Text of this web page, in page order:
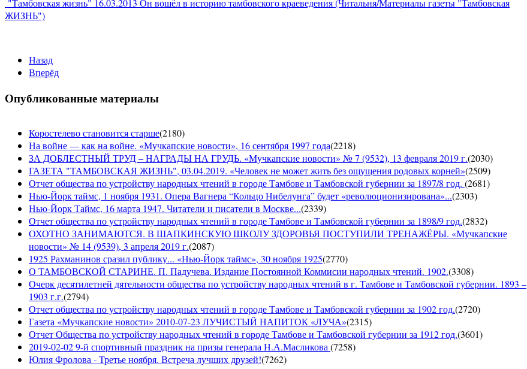
"Тамбовская жизнь" 16.03.2013 Он вошёл в историю тамбовского краеведения (Читальня/Материалы газеты "Тамбовская
ЖИЗНЬ")
Назад
Вперёд
Опубликованные материалы
Коростелево становится старше(2180)
На войне — как на войне. «Мучкапские новости», 16 сентября 1997 года(2218)
ЗА ДОБЛЕСТНЫЙ ТРУД – НАГРАДЫ НА ГРУДЬ. «Мучкапские новости» № 7 (9532), 13 февраля 2019 г.(2030)
ГАЗЕТА "ТАМБОВСКАЯ ЖИЗНЬ", 03.04.2019. «Человек не может жить без ощущения родовых корней»(2509)
Отчет общества по устройству народных чтений в городе Тамбове и Тамбовской губернии за 1897/8 год. (2681)
Нью-Йорк таймс, 1 ноября 1931. Опера Вагнера “Кольцо Нибелунга” будет «революционизирована»...(2303)
Нью-Йорк Таймс, 16 марта 1947. Читатели и писатели в Москве...(2339)
Отчет общества по устройству народных чтений в городе Тамбове и Тамбовской губернии за 1898/9 год.(2832)
ОХОТНО ЗАНИМАЮТСЯ. В ШАПКИНСКУЮ ШКОЛУ ЗДОРОВЬЯ ПОСТУПИЛИ ТРЕНАЖЁРЫ. «Мучкапские
новости» № 14 (9539), 3 апреля 2019 г.(2087)
1925 Рахманинов сразил публику... «Нью-Йорк таймс», 30 ноября 1925(2770)
О ТАМБОВСКОЙ СТАРИНЕ. П. Падучева. Издание Постоянной Коммисии народных чтений. 1902.(3308)
Очерк десятилетней дятельности общества по устройству народных чтений в г. Тамбове и Тамбовской губернии. 1893 –
1903 г.г.(2794)
Отчет общества по устройству народных чтений в городе Тамбове и Тамбовской губернии за 1902 год.(2720)
Газета «Мучкапские новости» 2010-07-23 ЛУЧИСТЫЙ НАПИТОК «ЛУЧА»(2315)
Отчет Общества по устройству народных чтений в городе Тамбове и Тамбовской губернии за 1912 год.(3601)
2019-02-02 9-й спортивный праздник на призы генерала Н.А.Масликова(7258)
Юлия Фролова - Третье ноября. Встреча лучших друзей!(7262)